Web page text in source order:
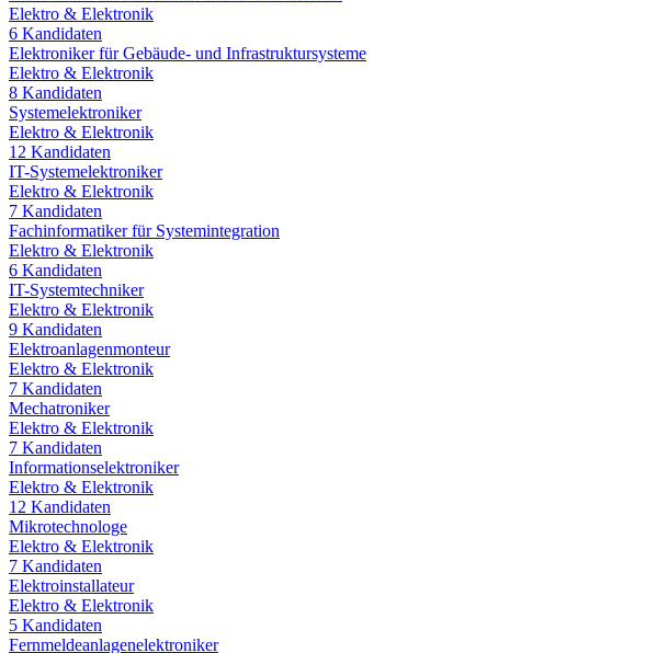
Elektro & Elektronik
6 Kandidaten
Elektroniker für Gebäude- und Infrastruktursysteme
Elektro & Elektronik
8 Kandidaten
Systemelektroniker
Elektro & Elektronik
12 Kandidaten
IT-Systemelektroniker
Elektro & Elektronik
7 Kandidaten
Fachinformatiker für Systemintegration
Elektro & Elektronik
6 Kandidaten
IT-Systemtechniker
Elektro & Elektronik
9 Kandidaten
Elektroanlagenmonteur
Elektro & Elektronik
7 Kandidaten
Mechatroniker
Elektro & Elektronik
7 Kandidaten
Informationselektroniker
Elektro & Elektronik
12 Kandidaten
Mikrotechnologe
Elektro & Elektronik
7 Kandidaten
Elektroinstallateur
Elektro & Elektronik
5 Kandidaten
Fernmeldeanlagenelektroniker